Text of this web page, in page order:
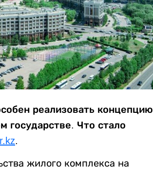
реализовать концепцию
Что стало
.
жилого комплекса на